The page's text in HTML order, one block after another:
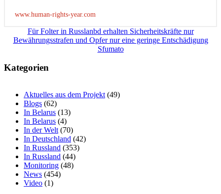
www.human-rights-year.com
Beitragsnavigation
Für Folter in Russlanbd erhalten Sicherheitskräfte nur
Bewährungsstrafen und Opfer nur eine geringe Entschädigung
Sfumato
Kategorien
Aktuelles aus dem Projekt (49)
Blogs (62)
In Belarus (13)
In Belarus (4)
In der Welt (70)
In Deutschland (42)
In Russland (353)
In Russland (44)
Monitoring (48)
News (454)
Video (1)